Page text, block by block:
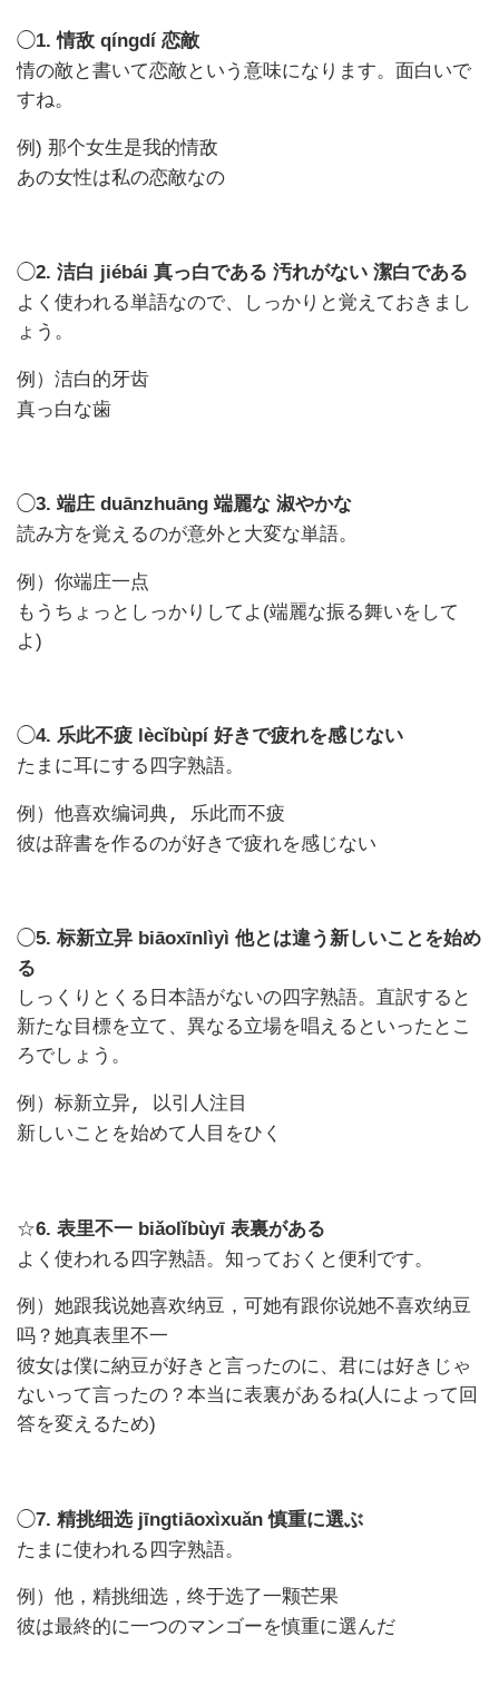
◯1.情敌 qíngdí 恋敵
情の敵と書いて恋敵という意味になります。面白いで
すね。
例) 那个女生是我的情敌
あの女性は私の恋敵なの
◯2. 洁白 jiébái 真っ白である 汚れがない 潔白である
よく使われる単語なので、しっかりと覚えておきまし
ょう。
例） 洁白的牙齿
真っ白な歯
◯3. 端庄 duānzhuāng 端麗な 淑やかな
読み方を覚えるのが意外と大変な単語。
例） 你端庄一点
もうちょっとしっかりしてよ(端麗な振る舞いをして
よ)
◯4. 乐此不疲 lècǐbùpí 好きで疲れを感じない
たまに耳にする四字熟語。
例） 他喜欢编词典, 乐此而不疲
彼は辞書を作るのが好きで疲れを感じない
◯5. 标新立异 biāoxīnlìyì 他とは違う新しいことを始め
る
しっくりとくる日本語がないの四字熟語。直訳すると
新たな目標を立て、異なる立場を唱えるといったとこ
ろでしょう。
例） 标新立异, 以引人注目
新しいことを始めて人目をひく
☆6. 表里不一 biǎolǐbùyī 表裏がある
よく使われる四字熟語。知っておくと便利です。
例） 她跟我说她喜欢纳豆，可她有跟你说她不喜欢纳豆
吗？她真表里不一
彼女は僕に納豆が好きと言ったのに、君には好きじゃ
ないって言ったの？本当に表裏があるね(人によって回
答を変えるため)
◯7. 精挑细选jīngtiāoxìxuǎn 慎重に選ぶ
たまに使われる四字熟語。
例） 他，精挑细选，终于选了一颗芒果
彼は最終的に一つのマンゴーを慎重に選んだ